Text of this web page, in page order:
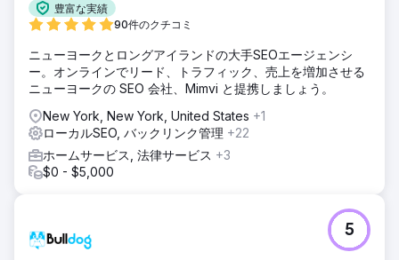
豊富な実績
90件のクチコミ
ニューヨークとロングアイランドの大手SEOエージェンシ
ー。オンラインでリード、トラフィック、売上を増加させる
ニューヨークの SEO 会社、Mimvi と提携しましょう。
New York, New York, United States +1
ローカルSEO, バックリンク管理 +22
ホームサービス, 法律サービス +3
$0 - $5,000
5